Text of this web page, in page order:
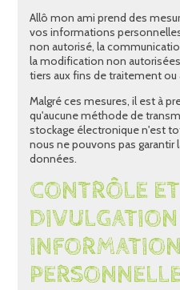
Allô mon ami prend des
vos informations
non autorisé, la
la modification non
tiers aux fins de traitement ou
Malgré ces mesures, il est à
qu'aucune méthode de
stockage électronique n'est
nous ne pouvons pas garantir
données.
CONTRÔLE ET